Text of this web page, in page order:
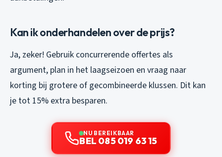
Kan ik onderhandelen over de prijs?
Ja, zeker! Gebruik concurrerende offertes als
argument, plan in het laagseizoen en vraag naar
korting bij grotere of gecombineerde klussen. Dit kan
je tot 15% extra besparen.
NU BEREIKBAAR
BEL 085 019 63 15